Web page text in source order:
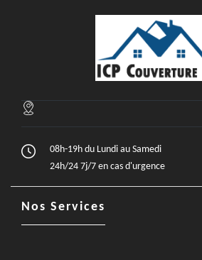
08h-19h du Lundi au Samedi
24h/24 7j/7 en cas d'urgence
Nos Services